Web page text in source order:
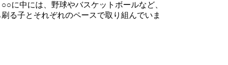
に中には、野球やバスケットボールなど、
る子とそれぞれのペースで取り組んでいま